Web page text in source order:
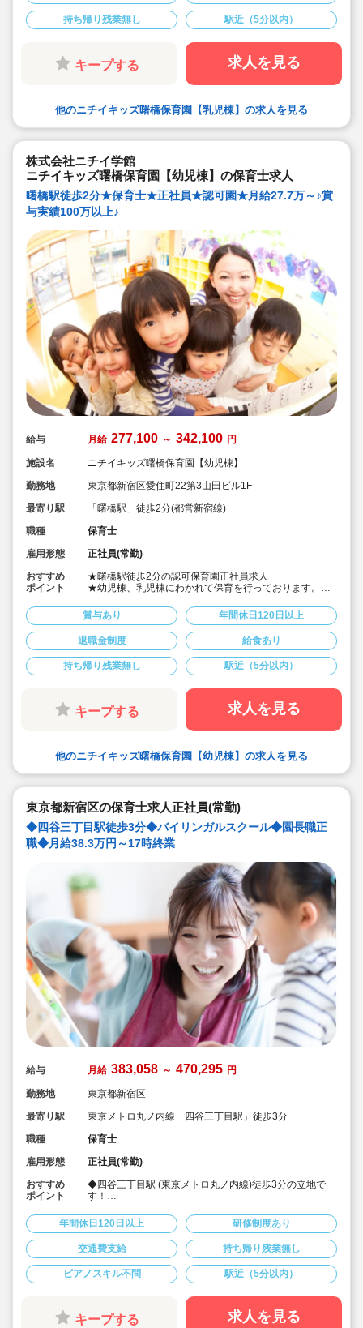
務効率化を図ってます♪
★年間休日120日以上♪残業も1分単位で支給♪
持ち帰り残業無し 駅近（5分以内）
キープする 求人を見る
他のニチイキッズ曙橋保育園【乳児棟】の求人を見る
株式会社ニチイ学館
ニチイキッズ曙橋保育園【幼児棟】の保育士求人
曙橋駅徒歩2分★保育士★正社員★認可園★月給27.7万～♪賞
与実績100万以上♪
給与 月給 277,100 ～ 342,100 円
施設名
ニチイキッズ曙橋保育園【幼児棟】
勤務地
東京都新宿区愛住町22第3山田ビル1F
最寄り駅
「曙橋駅」徒歩2分(都営新宿線)
職種
保育士
雇用形態
正社員(常勤)
おすすめ
ポイント
★曙橋駅徒歩2分の認可保育園正社員求人
★幼児棟、乳児棟にわかれて保育を行っております。
★「おもいっきり遊ぶ。おもいっきり学ぶ。」という保
育理念に共感した多くの仲間が一緒に園を創り上げてい
きます！
★ICTシステム(コドモン)導入しており、書類作成等の業
務効率化を図ってます♪
★年間休日120日以上♪残業も1分単位で支給♪
賞与あり 年間休日120日以上
退職金制度 給食あり
持ち帰り残業無し 駅近（5分以内）
キープする 求人を見る
他のニチイキッズ曙橋保育園【幼児棟】の求人を見る
東京都新宿区の保育士求人正社員(常勤)
◆四谷三丁目駅徒歩3分◆バイリンガルスクール◆園長職正
職◆月給38.3万円～17時終業
給与 月給 383,058 ～ 470,295 円
勤務地
東京都新宿区
最寄り駅
東京メトロ丸ノ内線「四谷三丁目駅」徒歩3分
職種
保育士
雇用形態
正社員(常勤)
おすすめ
ポイント
◆四谷三丁目駅 (東京メトロ丸ノ内線)徒歩3分の立地で
す！
◆月給383,058円～ 年収5,269,496 円～
◆年間休日120日！
◆英語が得意な方歓迎します！
年間休日120日以上 研修制度あり
交通費支給 持ち帰り残業無し
ピアノスキル不問 駅近（5分以内）
キープする 求人を見る